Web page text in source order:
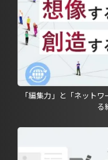
「編集力」と「ネット
る